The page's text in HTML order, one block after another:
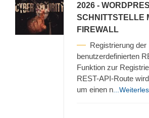
2026 -
SCHNITTSTELLE
FIREWALL
Registrierung der
benutzerdefinierten
Funktion zur
REST-API-Route
um einen n